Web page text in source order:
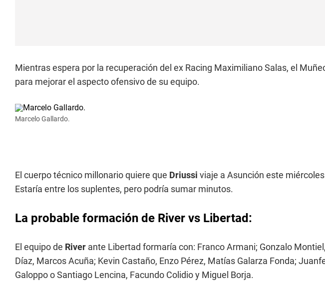
Mientras espera por la recuperación del ex Racing Maximiliano Salas, el
para mejorar el aspecto ofensivo de su equipo.
Marcelo Gallardo.
El cuerpo técnico millonario quiere que Driussi viaje a Asunción este
Estaría entre los suplentes, pero podría sumar minutos.
La probable formación de River vs Libertad:
El equipo de River ante Libertad formaría con: Franco Armani; Gonzalo
Díaz, Marcos Acuña; Kevin Castaño, Enzo Pérez, Matías Galarza Fonda;
Galoppo o Santiago Lencina, Facundo Colidio y Miguel Borja.